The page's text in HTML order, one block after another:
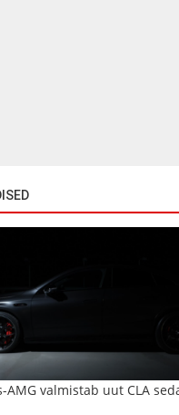
AMG valmistab uut CLA